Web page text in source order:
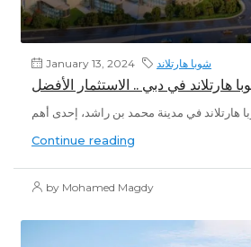
January 13, 2024 شوبا هارتلاند
هارتلاند في دبي .. الاستثمار الأفضل
Continue reading
by Mohamed Magdy